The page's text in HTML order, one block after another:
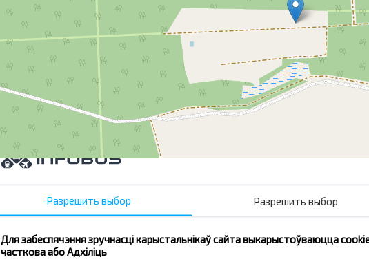
Мостик
Магазин
Разрешить выбор Разрешить выбор
Для забеспячэння зручнасці карыстальнікаў сайта выкарыстоўваюцца
часткова або Адхіліць